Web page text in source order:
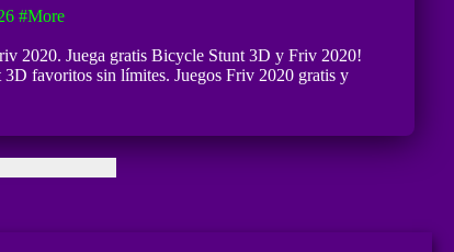
#more
2020. Juega gratis Bicycle Stunt 3D y Friv 2020!
favoritos sin límites. Juegos Friv 2020 gratis y